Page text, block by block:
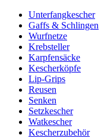
Unterfangkescher
Gaffs & Schlingen
Wurfnetze
Krebsteller
Karpfensäcke
Kescherköpfe
Lip-Grips
Reusen
Senken
Setzkescher
Watkescher
Kescherzubehör